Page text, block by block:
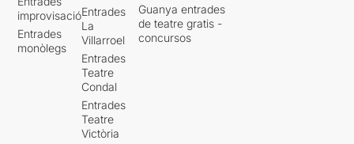
improvisació
Entrades
monòlegs
Entrades
La
Villarroel
Entrades
Teatre
Condal
Entrades
Teatre
Victòria
Guanya entrades
de teatre gratis -
concursos